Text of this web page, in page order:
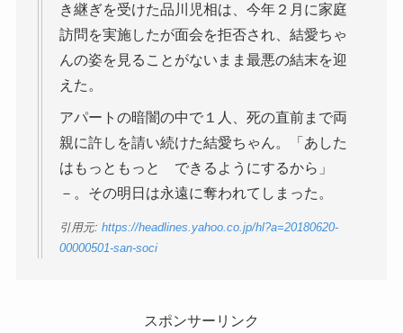
き継ぎを受けた品川児相は、今年２月に家庭
訪問を実施したが面会を拒否され、結愛ちゃ
んの姿を見ることがないまま最悪の結末を迎
えた。
アパートの暗闇の中で１人、死の直前まで両
親に許しを請い続けた結愛ちゃん。「あした
はもっともっと できるようにするから」
－。その明日は永遠に奪われてしまった。
引用元: https://headlines.yahoo.co.jp/hl?a=20180620-
00000501-san-soci
スポンサーリンク